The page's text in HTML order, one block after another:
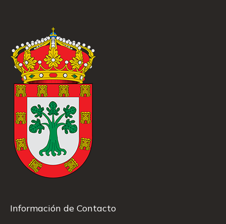
Información de Contacto